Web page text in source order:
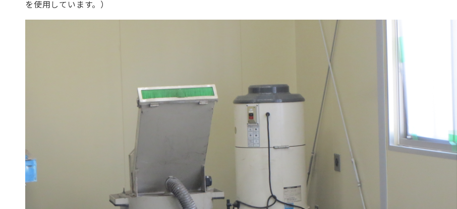
を使用しています。）